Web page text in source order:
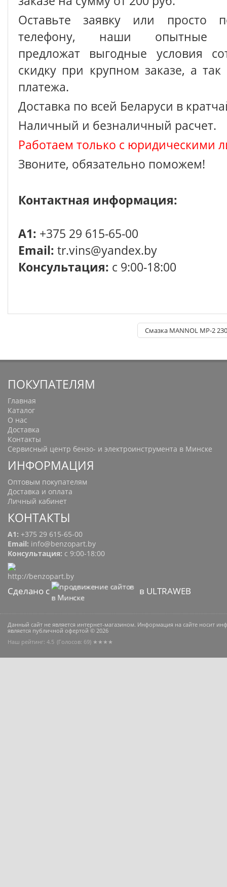
Оставьте заявку или просто
телефону, наши опытные
предложат выгодные условия
скидку при крупном заказе, а так
платежа.
Доставка по всей Беларуси в
Наличный и безналичный расчет.
Работаем только с юридическими
Звоните, обязательно поможем!
Контактная информация:
A1: +375 29 615-65-00
Email: tr.vins@yandex.by
Консультация: с 9:00-18:00
Смазка MANNOL MP-2
ПОКУПАТЕЛЯМ
Главная
Каталог
О нас
Доставка
Контакты
Сервисный центр бензо- и электроинструмента в Минске
ИНФОРМАЦИЯ
Оптовым покупателям
Доставка и оплата
Личный кабинет
КОНТАКТЫ
A1: +375 29 615-65-00
Email: info@benzopart.by
Консультация: с 9:00-18:00
Сделано с в ULTRAWEB
Данный сайт не является интернет-магазином. Информация на сайте носит
является публичной офертой © 2026
Наш рейтинг: 4.5 (Голосов: 69) ★★★★